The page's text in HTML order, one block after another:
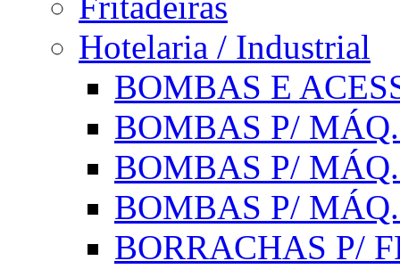
Hotelaria / Industrial
BOMBAS E
BOMBAS P/
BOMBAS P/
BOMBAS P/
BORRACHAS P/